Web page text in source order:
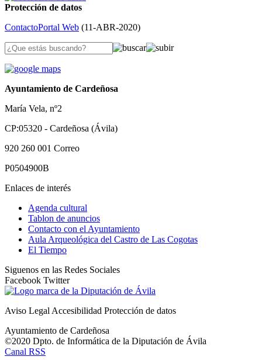
Protección de datos
ContactoPortal Web (11-ABR-2020)
Ayuntamiento de Cardeñosa
María Vela, nº2
CP:05320 - Cardeñosa (Ávila)
920 260 001 Correo
P0504900B
Enlaces de interés
Agenda cultural
Tablon de anuncios
Contacto con el Ayuntamiento
Aula Arqueológica del Castro de Las Cogotas
El Tiempo
Siguenos en las Redes Sociales
Facebook Twitter
Aviso LegalAccesibilidad Protección de datos
Ayuntamiento de Cardeñosa
©2020 Dpto. de Informática de la Diputación de Ávila
Canal RSS